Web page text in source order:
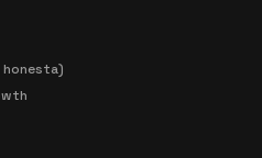
honesta)